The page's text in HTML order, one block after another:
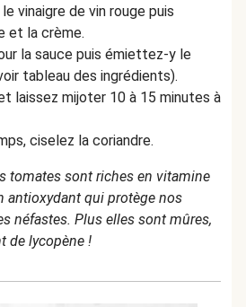
vinaigre de vin rouge puis
et la crème.
la sauce puis émiettez-y le
tableau des ingrédients).
laissez mijoter 10 à 15 minutes à
ciselez la coriandre.
tomates sont riches en vitamine
antioxydant qui protège nos
néfastes. Plus elles sont mûres,
de lycopène !